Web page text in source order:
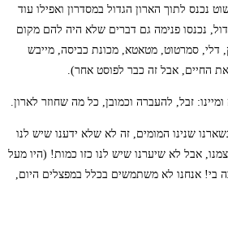
נכנס לתוך הארון הגדול במסדרון ואפילו עוד
נכנסו פנימה גם דברים שלא היה להם מקום
דלי, סמרטוט, מטאטא, מכונת כביסה, מייבש
החיים, אבל זה כבר לפוסט אחר).
זבל, להעברה וכמובן, כל מה שחוזר לארון.
שנינו המומים, זה לא שלא ידענו שיש לנו
אבל לא שיערנו שיש לנו כזו כמות! (היו מעל
בי! אנחנו לא משתמשים בכלל במפצלים היום,